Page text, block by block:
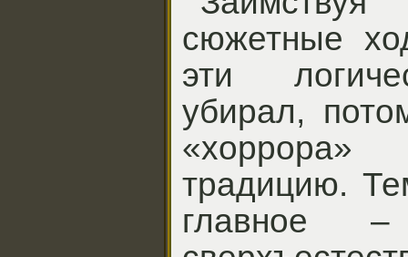
сюжетные
эти
убирал,
традицию.
главное